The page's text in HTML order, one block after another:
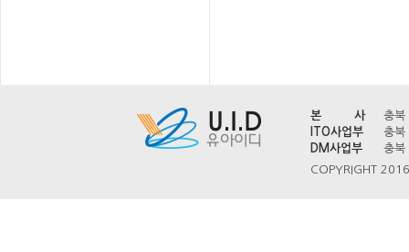
본 사
충
ITO사업부
충
DM사업부
충
COPYRIGHT